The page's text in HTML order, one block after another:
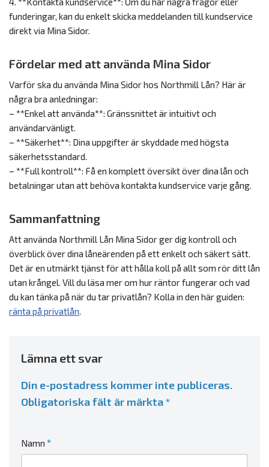
funderingar, kan du enkelt skicka meddelanden till kundservice
direkt via Mina Sidor.
Fördelar med att använda Mina Sidor
Varför ska du använda Mina Sidor hos Northmill Lån? Här är
några bra anledningar:
– **Enkel att använda**: Gränssnittet är intuitivt och
användarvänligt.
– **Säkerhet**: Dina uppgifter är skyddade med högsta
säkerhetsstandard.
– **Full kontroll**: Få en komplett översikt över dina lån och
betalningar utan att behöva kontakta kundservice varje gång.
Sammanfattning
Att använda Northmill Lån Mina Sidor ger dig kontroll och
överblick över dina låneärenden på ett enkelt och säkert sätt.
Det är en utmärkt tjänst för att hålla koll på allt som rör ditt lån
utan krångel. Vill du läsa mer om hur räntor fungerar och vad
du kan tänka på när du tar privatlån? Kolla in den här guiden:
ränta på privatlån.
Lämna ett svar
Din e-postadress kommer inte publiceras.
Obligatoriska fält är märkta*
Namn *